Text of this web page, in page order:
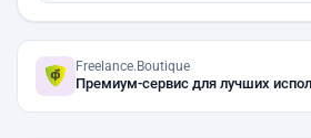
Freelance.Boutique
Премиум-сервис для лучших